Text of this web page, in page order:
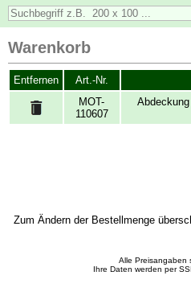
Warenkorb
Entfernen
Art.-Nr.
MOT-
110607
Zum Ändern der Bestellmenge
Alle Preisangaben
Ihre Daten werden per